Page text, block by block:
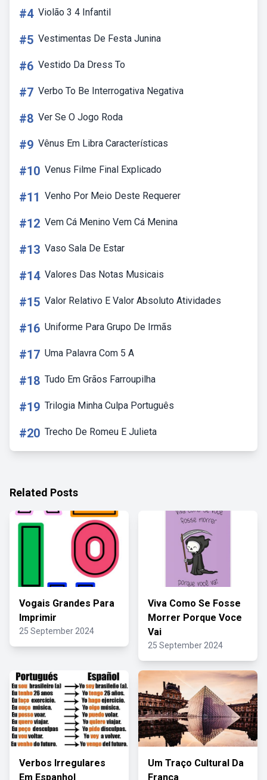
#4 Violão 3 4 Infantil
#5 Vestimentas De Festa Junina
#6 Vestido Da Dress To
#7 Verbo To Be Interrogativa Negativa
#8 Ver Se O Jogo Roda
#9 Vênus Em Libra Características
#10 Venus Filme Final Explicado
#11 Venho Por Meio Deste Requerer
#12 Vem Cá Menino Vem Cá Menina
#13 Vaso Sala De Estar
#14 Valores Das Notas Musicais
#15 Valor Relativo E Valor Absoluto Atividades
#16 Uniforme Para Grupo De Irmãs
#17 Uma Palavra Com 5 A
#18 Tudo Em Grãos Farroupilha
#19 Trilogia Minha Culpa Português
#20 Trecho De Romeu E Julieta
Related Posts
Vogais Grandes Para
Imprimir
25 September 2024
Viva Como Se Fosse
Morrer Porque Voce
Vai
25 September 2024
Verbos Irregulares
Em Espanhol
Um Traço Cultural Da
França